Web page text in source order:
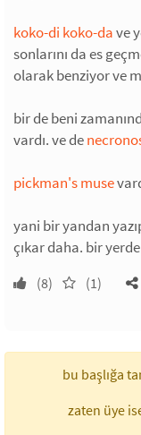
koko-di koko-dave
sonlarını da es
olarak benziyor ve
bir de beni
vardı. ve de
pickman's muse
yani bir yandan
çıkar daha. bir
(8) (1)
bu başlığa
zaten üye